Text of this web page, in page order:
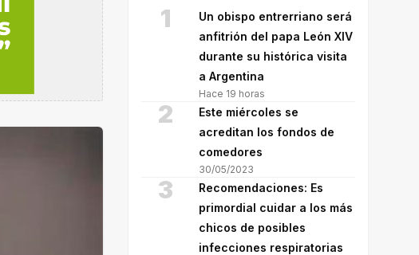
1
Un obispo entrerriano será
anfitrión del papa León XIV
durante su histórica visita
a Argentina
Hace 19 horas
2
Este miércoles se
acreditan los fondos de
comedores
30/05/2023
3
Recomendaciones: Es
primordial cuidar a los más
chicos de posibles
infecciones respiratorias